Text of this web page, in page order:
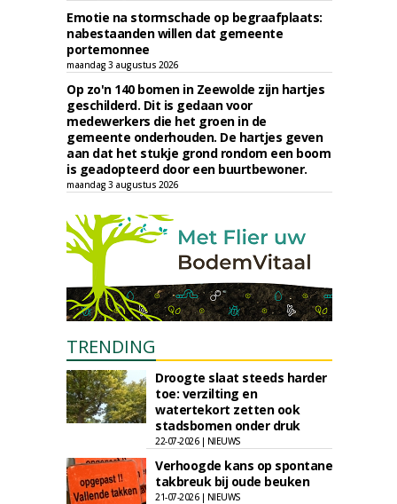
Emotie na stormschade op begraafplaats:
nabestaanden willen dat gemeente
portemonnee
maandag 3 augustus 2026
Op zo'n 140 bomen in Zeewolde zijn hartjes
geschilderd. Dit is gedaan voor
medewerkers die het groen in de
gemeente onderhouden. De hartjes geven
aan dat het stukje grond rondom een boom
is geadopteerd door een buurtbewoner.
maandag 3 augustus 2026
TRENDING
Droogte slaat steeds harder
toe: verzilting en
watertekort zetten ook
stadsbomen onder druk
22-07-2026 | NIEUWS
Verhoogde kans op spontane
takbreuk bij oude beuken
21-07-2026 | NIEUWS